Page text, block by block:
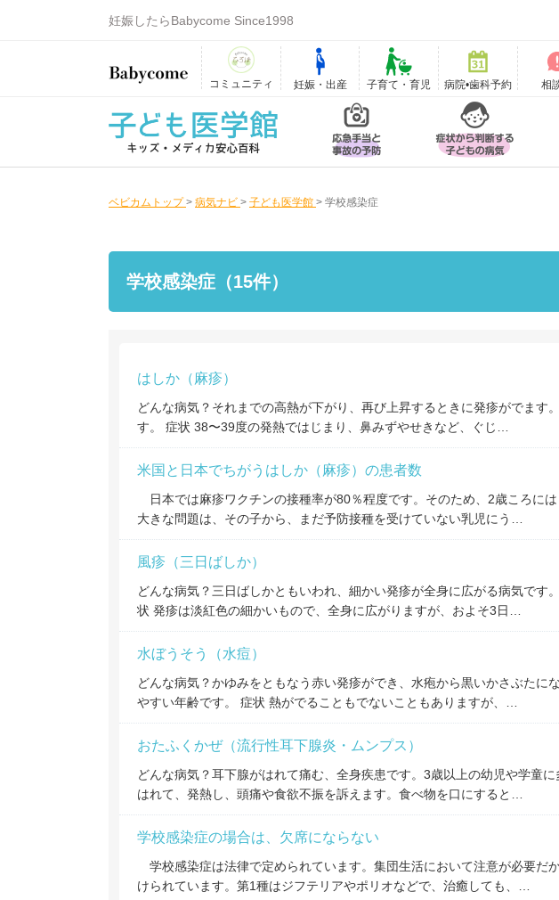
妊娠したらBabycome Since1998
コミュニティ 妊娠・出産 子育て・育児 病院•歯科予約 相
ベビカムトップ > 病気ナビ > 子ども医学館 > 学校感染症
学校感染症（15件）
はしか（麻疹）
どんな病気？それまでの高熱が下がり、再び上昇するときに発疹がでます
す。 症状 38〜39度の発熱ではじまり、鼻みずやせきなど、ぐじ…
米国と日本でちがうはしか（麻疹）の患者数
日本では麻疹ワクチンの接種率が80％程度です。そのため、2歳ころに
大きな問題は、その子から、まだ予防接種を受けていない乳児にう…
風疹（三日ばしか）
どんな病気？三日ばしかともいわれ、細かい発疹が全身に広がる病気です
状 発疹は淡紅色の細かいもので、全身に広がりますが、およそ3日…
水ぼうそう（水痘）
どんな病気？かゆみをともなう赤い発疹ができ、水疱から黒いかさぶたに
やすい年齢です。 症状 熱がでることもでないこともありますが、…
おたふくかぜ（流行性耳下腺炎・ムンプス）
どんな病気？耳下腺がはれて痛む、全身疾患です。3歳以上の幼児や学童
はれて、発熱し、頭痛や食欲不振を訴えます。食べ物を口にすると…
学校感染症の場合は、欠席にならない
学校感染症は法律で定められています。集団生活において注意が必要だ
けられています。第1種はジフテリアやポリオなどで、治癒しても、…